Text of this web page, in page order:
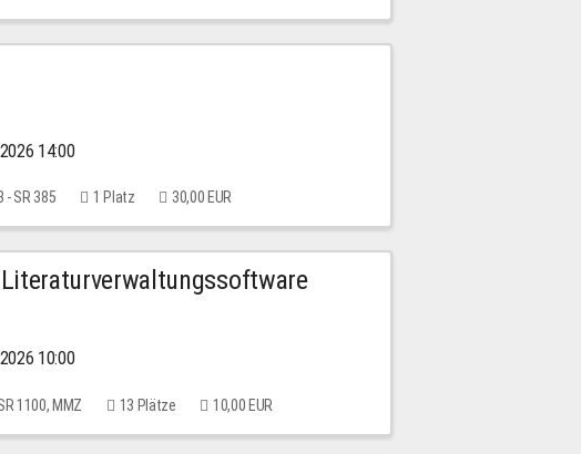
14:00
- SR 385 1 Platz 30,00 EUR
10:00
1100, MMZ 13 Plätze 10,00 EUR